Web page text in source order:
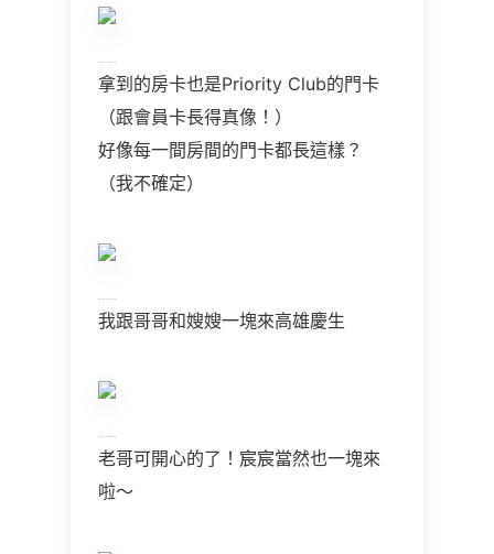
拿到的房卡也是Priority Club的門卡
（跟會員卡長得真像！）
好像每一間房間的門卡都長這樣？
（我不確定）
我跟哥哥和嫂嫂一塊來高雄慶生
老哥可開心的了！宸宸當然也一塊來
啦～